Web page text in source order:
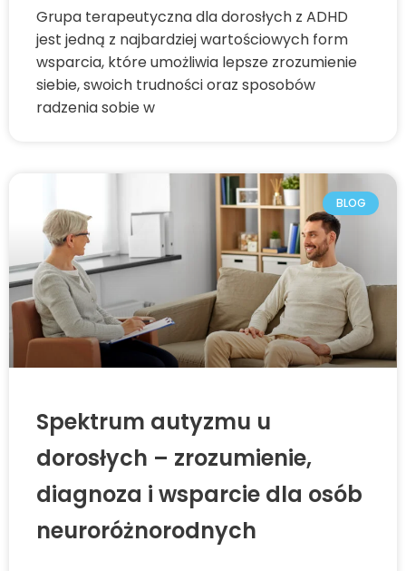
Grupa terapeutyczna dla dorosłych z ADHD
jest jedną z najbardziej wartościowych form
wsparcia, które umożliwia lepsze zrozumienie
siebie, swoich trudności oraz sposobów
radzenia sobie w
BLOG
Spektrum autyzmu u
dorosłych – zrozumienie,
diagnoza i wsparcie dla osób
neuroróżnorodnych